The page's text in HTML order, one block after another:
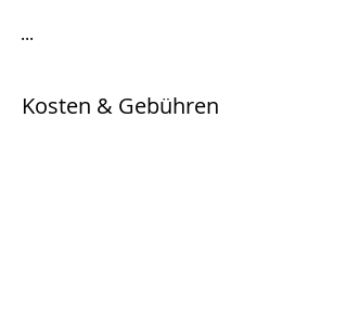
...
Kosten & Gebühren